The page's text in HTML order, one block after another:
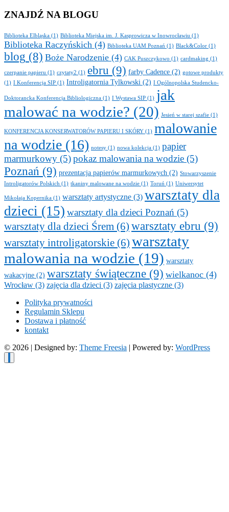
ZNAJDŹ NA BLOGU
Biblioteka Elbląska (1) Biblioteka Miejska im. J. Kasprowicza w Inowrocławiu (1)
Biblioteka Raczyńskich (4) Biblioteka UAM Poznań (1) Black&Color (1)
blog (8) Boże Narodzenie (4) CAK Puszczykowo (1) cardmaking (1)
czerpanie papieru (1) czytaty2 (1) ebru (9) farby Cadence (2) gotowe produkty
(1) I Konferencja SIP (1) Introligatornia Tylkowski (2) I Ogólnopolska Studencko-
Doktorancka Konferencja Bibliologiczna (1) I Wystawa SIP (1) jak
malować na wodzie? (20) Jesień w starej szafie (1)
KONFERENCJA KONSERWATORÓW PAPIERU I SKÓRY (1) malowanie
na wodzie (16) notesy (1) nowa kolekcja (1) papier
marmurkowy (5)pokaz malowania na wodzie (5)
Poznań (9) prezentacja papierów marmurkowych (2) Stowarzyszenie
Introligatorów Polskich (1) tkaniny malowane na wodzie (1) Toruń (1) Uniwersytet
Mikołaja Kopernika (1) warsztaty artystyczne (3) warsztaty dla
dzieci (15) warsztaty dla dzieci Poznań (5)
warsztaty dla dzieci Śrem (6) warsztaty ebru (9)
warsztaty introligatorskie (6) warsztaty
malowania na wodzie (19) warsztaty
wakacyjne (2) warsztaty świąteczne (9) wielkanoc (4)
Wrocław (3) zajęcia dla dzieci (3) zajęcia plastyczne (3)
Polityka prywatności
Regulamin Sklepu
Dostawa i płatność
kontakt
© 2026 | Designed by: Theme Freesia | Powered by: WordPress